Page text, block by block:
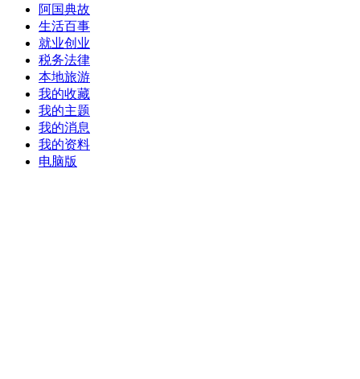
阿国典故
生活百事
就业创业
税务法律
本地旅游
我的收藏
我的主题
我的消息
我的资料
电脑版